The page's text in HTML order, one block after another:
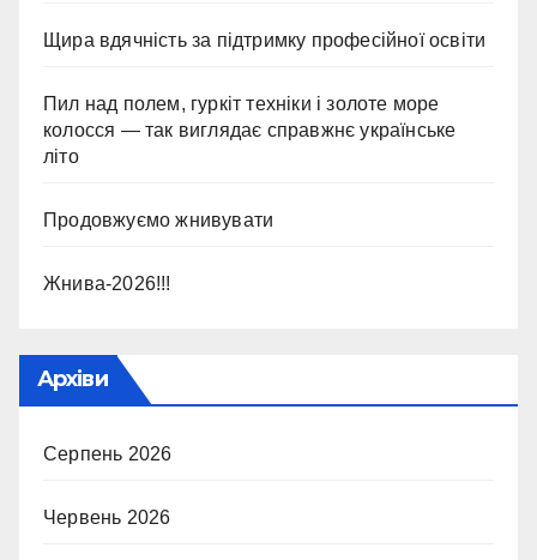
Щира вдячність за підтримку професійної освіти
Пил над полем, гуркіт техніки і золоте море
колосся — так виглядає справжнє українське
літо
Продовжуємо жнивувати
Жнива-2026!!!
Архіви
Серпень 2026
Червень 2026